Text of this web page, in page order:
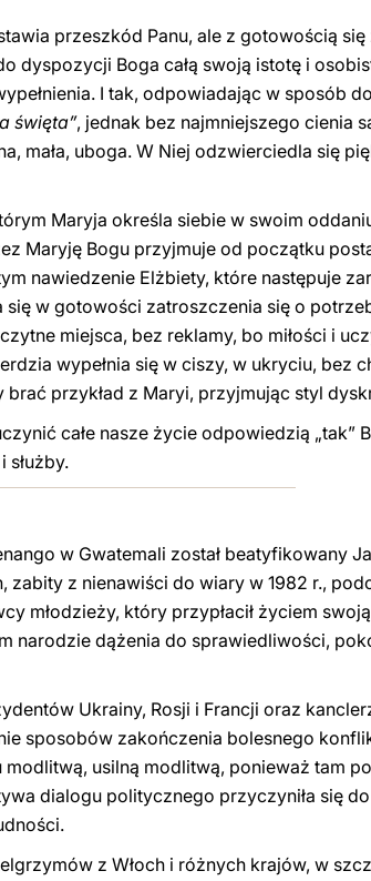
przeszkód Panu, ale z gotowością
dyspozycji Boga całą swoją istotę i
I tak, odpowiadając w sposób
święta”, jednak bez najmniejszego cienia
mała, uboga. W Niej odzwierciedla się
Maryja określa siebie w swoim
Maryję Bogu przyjmuje od początku
nawiedzenie Elżbiety, które następuje
w gotowości zatroszczenia się o
miejsca, bez reklamy, bo miłości i
wypełnia się w ciszy, w ukryciu, bez
przykład z Maryi, przyjmując styl
całe nasze życie odpowiedzią „tak”
służby.
w Gwatemali został beatyfikowany
zabity z nienawiści do wiary w 1982 r.,
młodzieży, który przypłacił życiem swoją
narodzie dążenia do sprawiedliwości,
Ukrainy, Rosji i Francji oraz
sposobów zakończenia bolesnego
usilną modlitwą, ponieważ tam
dialogu politycznego przyczyniła się
z Włoch i różnych krajów, w